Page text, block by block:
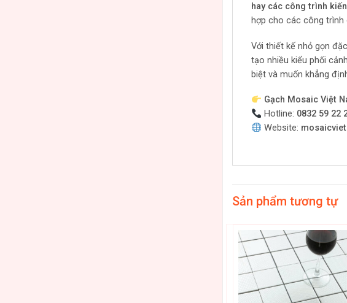
hay các công trình
hợp cho các công trình
Với thiết kế nhỏ gọn
tạo nhiều kiểu phối
biệt và muốn khẳng
Gạch Mosaic Việt
Hotline: 0832 59 22
Website:
Sản phẩm tương tự